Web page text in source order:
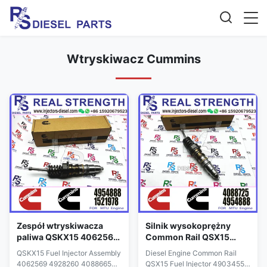
Wtryskiwacz Cummins
Zespół wtryskiwacza
paliwa QSKX15 4062569
4928260 4088665
4088725 4954888
QSKX15 Fuel Injector Assembly
4062569 4928260 4088665
Silnik wysokoprężny
Common Rail QSX15
Wtryskiwacz paliwa
4903455 4928264
Diesel Engine Common Rail
QSX15 Fuel Injector 4903455